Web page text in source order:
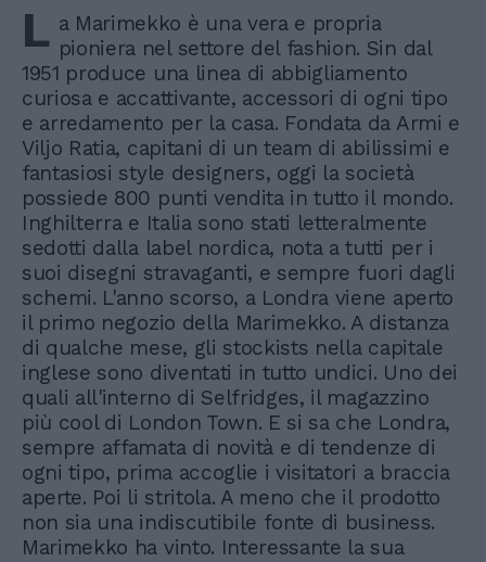
L a Marimekko è una vera e propria
pioniera nel settore del fashion. Sin dal
1951 produce una linea di abbigliamento
curiosa e accattivante, accessori di ogni tipo
e arredamento per la casa. Fondata da Armi e
Viljo Ratia, capitani di un team di abilissimi e
fantasiosi style designers, oggi la società
possiede 800 punti vendita in tutto il mondo.
Inghilterra e Italia sono stati letteralmente
sedotti dalla label nordica, nota a tutti per i
suoi disegni stravaganti, e sempre fuori dagli
schemi. L'anno scorso, a Londra viene aperto
il primo negozio della Marimekko. A distanza
di qualche mese, gli stockists nella capitale
inglese sono diventati in tutto undici. Uno dei
quali all'interno di Selfridges, il magazzino
più cool di London Town. E si sa che Londra,
sempre affamata di novità e di tendenze di
ogni tipo, prima accoglie i visitatori a braccia
aperte. Poi li stritola. A meno che il prodotto
non sia una indiscutibile fonte di business.
Marimekko ha vinto. Interessante la sua